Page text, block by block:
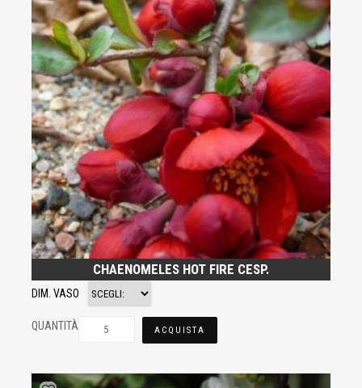
CHAENOMELES HOT FIRE CESP.
DIM. VASO
QUANTITÀ ACQUISTA